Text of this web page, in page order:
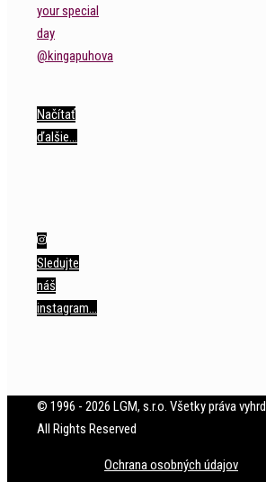
Načítať
ďalšie…
Sledujte
náš
instagram…
© 1996 - 2026 LGM, s.r.o. Všetky práva
All Rights Reserved
Ochrana osobných údajov